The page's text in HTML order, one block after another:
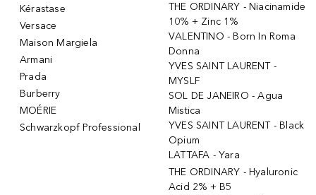
Kérastase
Versace
Maison Margiela
Armani
Prada
Burberry
MOÉRIE
Schwarzkopf Professional
THE ORDINARY - Niacinamide
10% + Zinc 1%
VALENTINO - Born In Roma
Donna
YVES SAINT LAURENT -
MYSLF
SOL DE JANEIRO - Agua
Mistica
YVES SAINT LAURENT - Black
Opium
LATTAFA - Yara
THE ORDINARY - Hyaluronic
Acid 2% + B5